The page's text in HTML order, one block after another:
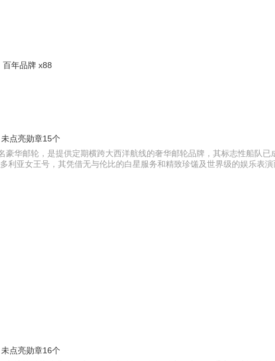
百年品牌 x88
未点亮勋章15个
华邮轮，是提供定期横跨大西洋航线的奢华邮轮品牌，其标志性船队
利亚女王号，其凭借无与伦比的白星服务和精致珍馐及世界级的娱乐表演
未点亮勋章16个